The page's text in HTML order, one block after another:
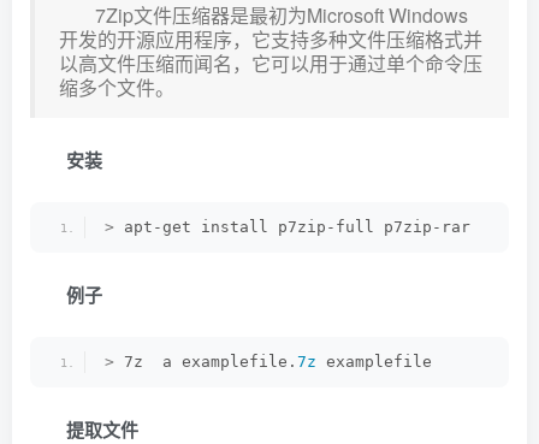
7Zip文件压缩器是最初为Microsoft Windows
开发的开源应用程序，它支持多种文件压缩格式并
以高文件压缩而闻名，它可以用于通过单个命令压
缩多个文件。
安装
> apt-get install p7zip-full p7zip-rar
例子
> 7z  a examplefile. 7z examplefile
提取文件